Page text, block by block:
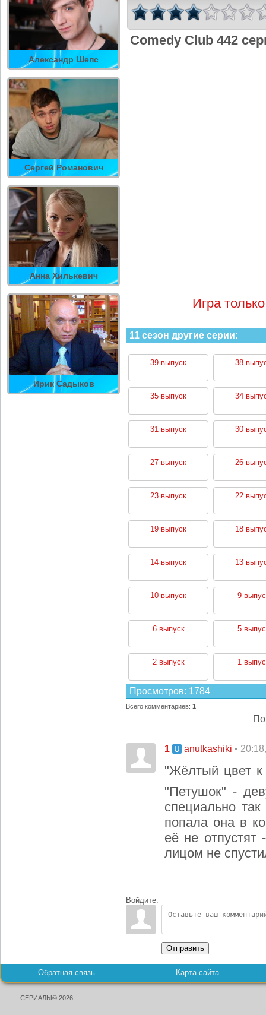
Александр Шепс
Сергей Романович
Анна Хилькевич
Ирик Садыков
Comedy Club 442
Игра
11 сезон другие серии:
39 выпуск 38
35 выпуск 34
31 выпуск 30
27 выпуск 26
23 выпуск 22
19 выпуск 18
14 выпуск 13
10 выпуск 9
6 выпуск 5
2 выпуск 1
Просмотров: 1784
Всего комментариев: 1
1 anutkashiki •
"Жёлтый цвет
"Петушок" -
специально
попала она в
её не
лицом не
Войдите:
Отправить
Обратная связь Карта сайта
СЕРИАЛЫ© 2026